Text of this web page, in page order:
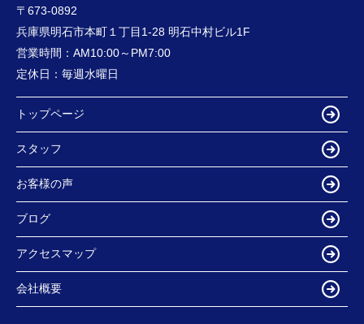
〒673-0892
兵庫県明石市本町１丁目1-28 明石中村ビル1F
営業時間： AM10:00～PM7:00
定休日： 毎週水曜日
トップページ
スタッフ
お客様の声
ブログ
アクセスマップ
会社概要